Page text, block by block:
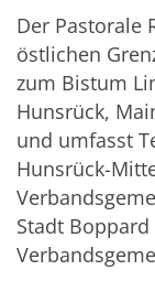
Der Pastorale
östlichen
zum Bistum
Hunsrück,
und umfasst
Hunsrück-
Stadt